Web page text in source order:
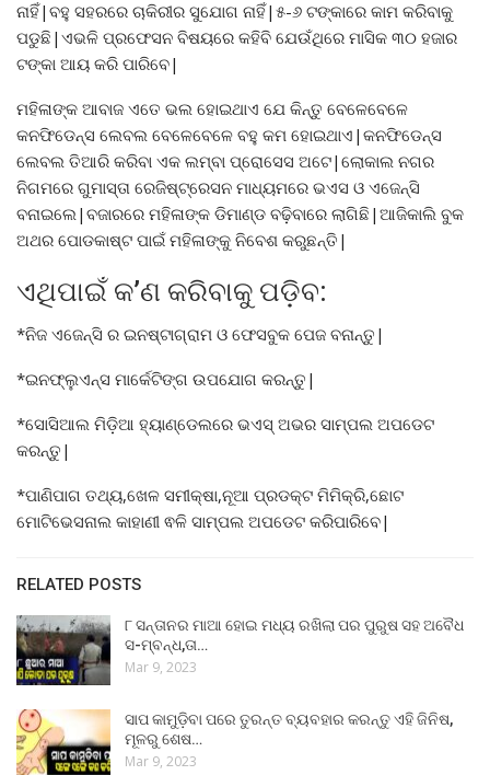
ନାହିଁ|ବହୁ ସହରରେ ଚାକିରୀର ସୁଯୋଗ ନାହିଁ|୫-୬ ଟଙ୍କାରେ କାମ କରିବାକୁ
ପଡୁଛି|ଏଭଳି ପ୍ରଫେସନ ବିଷୟରେ କହିବି ଯେଉଁଥିରେ ମାସିକ ୩୦ ହଜାର
ଟଙ୍କା ଆୟ କରି ପାରିବେ|
ମହିଳାଙ୍କ ଆବାଜ ଏତେ ଭଲ ହୋଇଥାଏ ଯେ କିନ୍ତୁ ବେଳେବେଳେ
କନଫିଡେନ୍ସ ଲେବଲ ବେଳେବେଳେ ବହୁ କମ ହୋଇଥାଏ|କନଫିଡେନ୍ସ
ଲେବଲ ତିଆରି କରିବା ଏକ ଲମ୍ବା ପ୍ରୋସେସ ଅଟେ|ଲୋକାଲ ନଗର
ନିଗମରେ ଗୁମାସ୍ତା ରେଜିଷ୍ଟ୍ରେସନ ମାଧ୍ୟମରେ ଭଏସ ଓ ଏଜେନ୍ସି
ବନାଇଲେ|ବଜାରରେ ମହିଳାଙ୍କ ଡିମାଣ୍ଡ ବଢ଼ିବାରେ ଲାଗିଛି|ଆଜିକାଲି ବୁକ
ଅଥର ପୋଡକାଷ୍ଟ ପାଇଁ ମହିଳାଙ୍କୁ ନିବେଶ କରୁଛନ୍ତି|
ଏଥିପାଇଁ କ’ଣ କରିବାକୁ ପଡ଼ିବ:
*ନିଜ ଏଜେନ୍ସି ର ଇନଷ୍ଟାଗ୍ରାମ ଓ ଫେସବୁକ ପେଜ ବନାନ୍ତୁ|
*ଇନଫ୍ଲୁଏନ୍ସ ମାର୍କେଟିଙ୍ଗ ଉପଯୋଗ କରନ୍ତୁ|
*ସୋସିଆଲ ମିଡ଼ିଆ ହ୍ୟାଣ୍ଡେଲରେ ଭଏସ୍ ଅଭର ସାମ୍ପଲ ଅପଡେଟ
କରନ୍ତୁ|
*ପାଣିପାଗ ତଥ୍ୟ,ଖେଳ ସମୀକ୍ଷା,ନୂଆ ପ୍ରଡକ୍ଟ ମିମିକ୍ରି,ଛୋଟ
ମୋଟିଭେସନାଲ କାହାଣୀ ଵଳି ସାମ୍ପଲ ଅପଡେଟ କରିପାରିବେ|
RELATED POSTS
୮ ସନ୍ତାନର ମାଆ ହୋଇ ମଧ୍ୟ ରଖିଲା ପର ପୁରୁଷ ସହ ଅବୈଧ
ସ-ମ୍ବନ୍ଧ,ତା…
Mar 9, 2023
ସାପ କାମୁଡ଼ିବା ପରେ ତୁରନ୍ତ ବ୍ୟବହାର କରନ୍ତୁ ଏହି ଜିନିଷ,
ମୂଳରୁ ଶେଷ…
Mar 9, 2023